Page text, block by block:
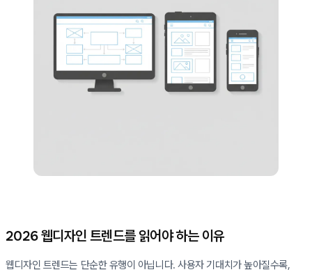
2026 웹디자인 트렌드를 읽어야 하는 이유
웹디자인 트렌드는 단순한 유행이 아닙니다. 사용자 기대치가 높아질수록,